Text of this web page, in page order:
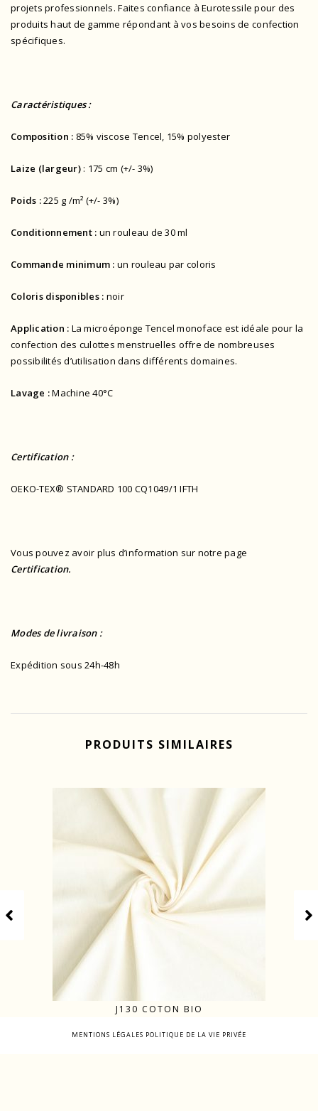
projets professionnels. Faites confiance à Eurotessile pour des
produits haut de gamme répondant à vos besoins de confection
spécifiques.
Caractéristiques :
Composition : 85% viscose Tencel, 15% polyester
Laize (largeur): 175 cm (+/- 3%)
Poids :225 g /m² (+/- 3%)
Conditionnement : un rouleau de 30 ml
Commande minimum : un rouleau par coloris
Coloris disponibles : noir
Application : La microéponge Tencel monoface est idéale pour la
confection des culottes menstruelles offre de nombreuses
possibilités d’utilisation dans différents domaines.
Lavage :Machine 40°C
Certification :
OEKO-TEX® STANDARD 100 CQ1049/1 IFTH
Vous pouvez avoir plus d’information sur notre page
Certification.
Modes de livraison :
Expédition sous 24h-48h
PRODUITS SIMILAIRES
J130 COTON BIO
MENTIONS LÉGALES POLITIQUE DE LA VIE PRIVÉE